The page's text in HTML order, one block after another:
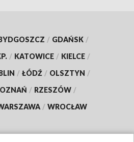
/ GDAŃSK /
/ KATOWICE / KIELCE /
/ ŁÓDŹ / OLSZTYN /
/ RZESZÓW /
/ WROCŁAW